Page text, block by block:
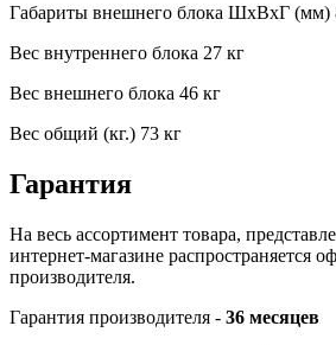
Габариты внешнего блока ШхВхГ (мм)
Вес внутреннего блока 27 кг
Вес внешнего блока 46 кг
Вес общий (кг.) 73 кг
Гарантия
На весь ассортимент товара,
интернет-магазине распространяется
производителя.
Гарантия производителя - 36 месяцев